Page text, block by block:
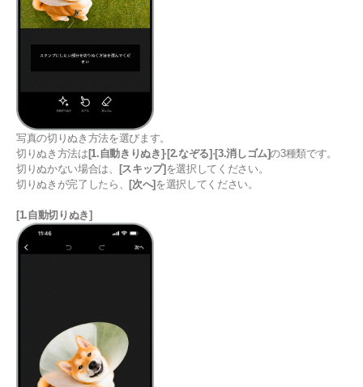
写真の切りぬき方法を選びます。
切りぬき方法は [1.自動きりぬき]⋅ [2.なぞる] ⋅[3.消しゴム]の3種類です。
切りぬかない場合は、
[スキップ] を選択してください。
切りぬきが完了したら、
[次へ] を選択してください。
[1.自動切りぬき]